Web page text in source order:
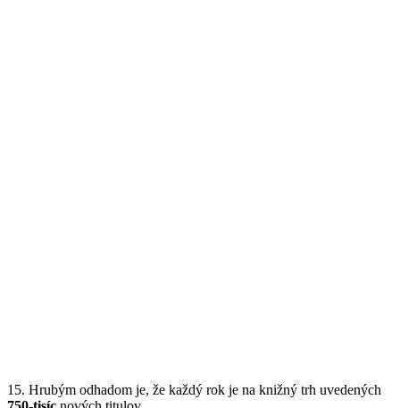
15. Hrubým odhadom je, že každý rok je na knižný trh uvedených